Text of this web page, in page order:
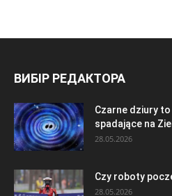
ВИБІР РЕДАКТОРА
Czarne dziury
spadające na
28.05.2026
Czy roboty
28.05.2026